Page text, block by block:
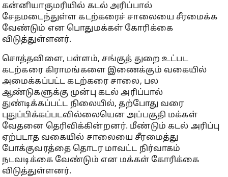
கன்னியாகுமரியில் கடல் அரிப்பால்
சேதமடைந்துள்ள கடற்கரைச் சாலையை சீரமைக்க
வேண்டும் என பொதுமக்கள் கோரிக்கை
விடுத்துள்ளனர்.
சொத்தவிளை, பள்ளம், சங்குத் துறை உட்பட
கடற்கரை கிராமங்களை இணைக்கும் வகையில்
அமைக்கப்பட்ட கடற்கரை சாலை, பல
ஆண்டுகளுக்கு முன்பு கடல் அரிப்பால்
துண்டிக்கப்பட்ட நிலையில், தற்போது வரை
புதுப்பிக்கப்படவில்லையென அப்பகுதி மக்கள்
வேதனை தெரிவிக்கின்றனர். மீண்டும் கடல் அரிப்பு
ஏற்படாத வகையில் சாலையை சீரமைத்து
போக்குவரத்தை தொடர மாவட்ட நிர்வாகம்
நடவடிக்கை வேண்டும் என மக்கள் கோரிக்கை
விடுத்துள்ளனர்.